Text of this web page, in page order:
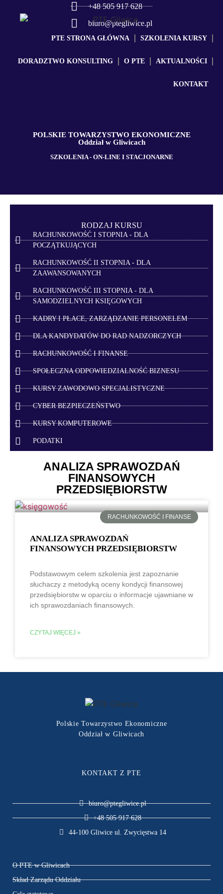
+48 505 917 628
biuro@ptegliwice.pl
PTE STRONA GŁÓWNA SZKOLENIA KURSY
DORADZTWO KONSULTING O PTE AKTUALNOŚCI
KONTAKT
POLSKIE TOWARZYSTWO EKONOMICZNE
Oddział w Gliwicach
SZKOLENIA - ON-LINE I STACJONARNE
RODZAJ KURSU
RACHUNKOWOŚĆ I STOPNIA - DLA
POCZĄTKUJĄCYCH
RACHUNKOWOŚĆ II STOPNIA - DLA
ZAAWANSOWANYCH
RACHUNKOWOŚĆ III STOPNIA - DLA
SAMODZIELNYCH KSIĘGOWYCH
KADRY I PŁACE, ZARZĄDZANIE PERSONELEM
DLA KANDYDATÓW DO RAD NADZORCZYCH
RACHUNKOWOŚĆ I FINANSE
SPOŁECZNA ODPOWIEDZIALNOŚĆ BIZNESU
KURSY ZAWODOWO SPECJALISTYCZNE
CYBER BEZPIECZEŃSTWO
KURSY KOMPUTEROWE
PODATKI
ANALIZA SPRAWOZDAŃ
FINANSOWYCH
PRZEDSIĘBIORSTW
RACHUNKOWOŚĆ I FINANSE
ANALIZA SPRAWOZDAŃ
FINANSOWYCH PRZEDSIĘBIORSTW
Podstawowym celem szkolenia jest zapoznanie
słuchaczy z metodyką oceny kondycji finansowej
przedsiębiorstw w oparciu o informacje ujawniane w
ich sprawozdaniach finansowych.
CZYTAJ WIĘCEJ »
Polskie Towarzystwo Ekonomiczne
Oddział w Gliwicach
KONTAKT Z PTE
biuro@ptegliwice.pl
+48 505 917 628
44-100 Gliwice ul. Zwycięstwa 14
O PTE w Gliwicach
Skład Zarządu Oddziału